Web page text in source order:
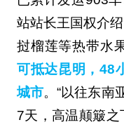
站站长王国权介
挝榴莲等热带水
可抵达昆明，48
城市。“以往东南
7天，高温颠簸